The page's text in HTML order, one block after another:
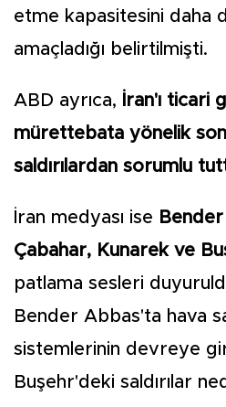
etme kapasitesini daha
amaçladığı belirtilmişti.
ABD ayrıca,
İran'ı ticari
mürettebata yönelik
saldırılardan sorumlu
İran medyası ise
Çabahar, Kunarek ve
patlama sesleri
Bender Abbas'ta hava
sistemlerinin devreye
Buşehr'deki saldırılar